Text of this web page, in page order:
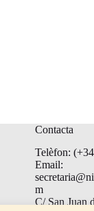
Contacta
Telèfon:
Email:
m
C/ San Juan